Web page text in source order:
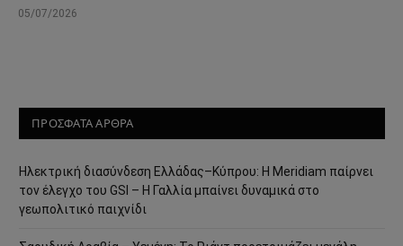
05/07/2026
ΠΡΟΣΦΑΤΑ ΑΡΘΡΑ
Ηλεκτρική διασύνδεση Ελλάδας–Κύπρου: Η Meridiam παίρνει
τον έλεγχο του GSI – Η Γαλλία μπαίνει δυναμικά στο
γεωπολιτικό παιχνίδι